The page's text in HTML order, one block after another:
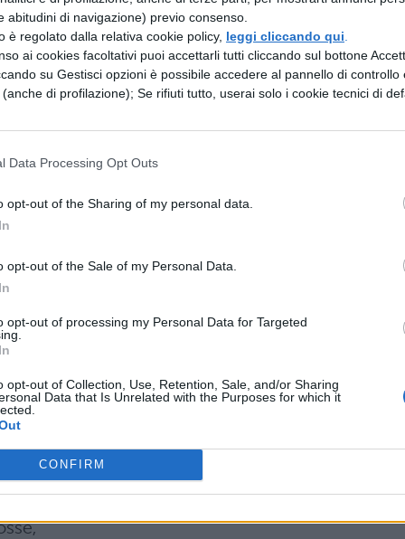
abitudini di navigazione) previo consenso.
è regolato dalla relativa cookie policy, leggi cliccando qui
ai cookies facoltativi puoi accettarli tutti cliccando sul bottone
su Gestisci opzioni è possibile accedere al pannello di controllo
di profilazione); Se rifiuti tutto, userai solo i cookie tecnici di
Data Processing Opt Outs
opt-out of the Sharing of my personal data.
opt-out of the Sale of my Personal Data.
opt-out of processing my Personal Data for Targeted
opt-out of Collection, Use, Retention, Sale, and/or Sharing
Data that Is Unrelated with the Purposes for which it
CONFIRM
niente che sia magnifico e divino possono
e spregevole.
discorso, e cerchiamo di capire,
il sentimento d'amore e la tenerezza
ad essa si avvicinano sempre più a colui che
godere la
ed uguali in amore e più inclini a render
dall'amicizia, e il suo nascere dalla natura
e più conforme a verità. Di fatto, se l'utilità